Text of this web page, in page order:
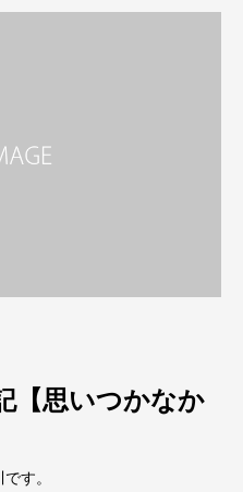
【思いつかなか
す。